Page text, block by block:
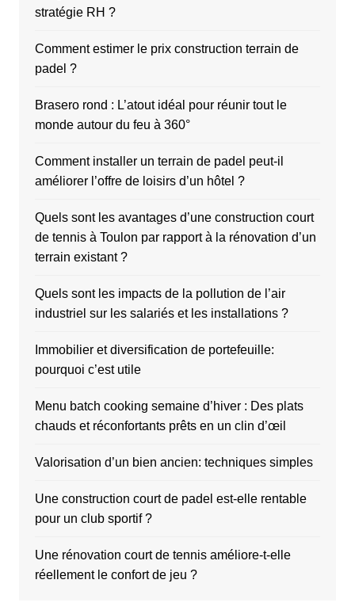
stratégie RH ?
Comment estimer le prix construction terrain de
padel ?
Brasero rond : L’atout idéal pour réunir tout le
monde autour du feu à 360°
Comment installer un terrain de padel peut-il
améliorer l’offre de loisirs d’un hôtel ?
Quels sont les avantages d’une construction court
de tennis à Toulon par rapport à la rénovation d’un
terrain existant ?
Quels sont les impacts de la pollution de l’air
industriel sur les salariés et les installations ?
Immobilier et diversification de portefeuille:
pourquoi c’est utile
Menu batch cooking semaine d’hiver : Des plats
chauds et réconfortants prêts en un clin d’œil
Valorisation d’un bien ancien: techniques simples
Une construction court de padel est-elle rentable
pour un club sportif ?
Une rénovation court de tennis améliore-t-elle
réellement le confort de jeu ?